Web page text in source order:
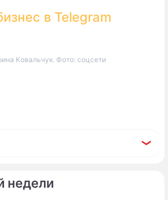
недели
в Telegram
Ковальчук. Фото: соцсети